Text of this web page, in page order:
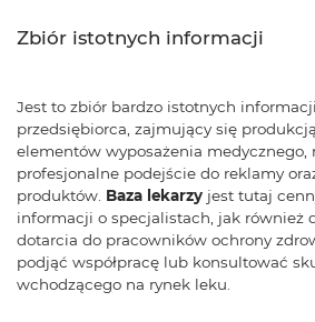
Zbiór istotnych informacji
Jest to zbiór bardzo istotnych
przedsiębiorca, zajmujący się
elementów wyposażenia medycznego,
profesjonalne podejście do reklamy
produktów. Baza lekarzy jest tutaj
informacji o specjalistach, jak również
dotarcia do pracowników ochrony
podjąć współpracę lub konsultować
wchodzącego na rynek leku.